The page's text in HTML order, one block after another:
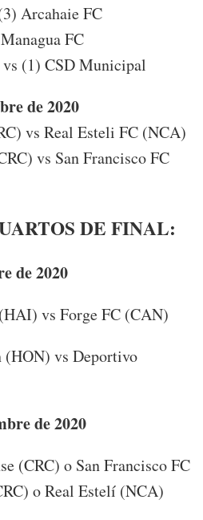
Arcahaie FC
FC
(1) CSD Municipal
de 2020
vs Real Esteli FC (NCA)
vs San Francisco FC
DE FINAL:
de 2020
vs Forge FC (CAN)
vs Deportivo
de 2020
(CRC) o San Francisco FC
o Real Estelí (NCA)